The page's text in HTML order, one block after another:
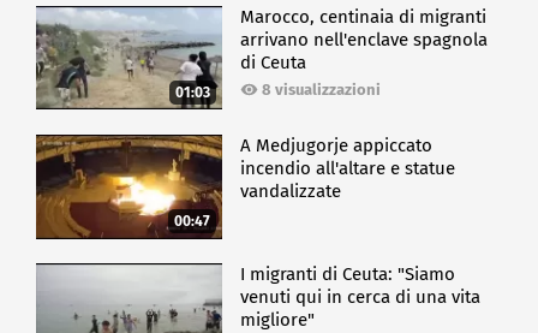
01:03
Marocco, centinaia di migranti
arrivano nell'enclave spagnola
di Ceuta
8 visualizzazioni
00:47
A Medjugorje appiccato
incendio all'altare e statue
vandalizzate
I migranti di Ceuta: "Siamo
venuti qui in cerca di una vita
migliore"